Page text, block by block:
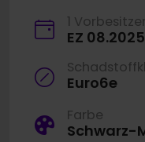
1 Vorbesitzer
EZ 08.2025
Euro6e
Farbe
Schwarz-